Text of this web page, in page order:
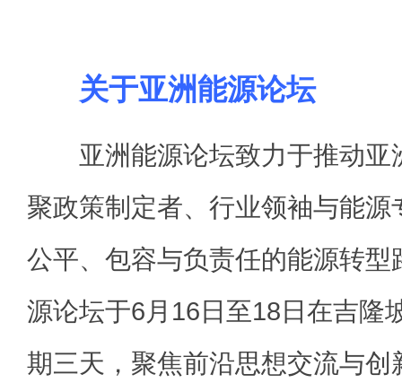
关于亚洲能源论坛
亚洲能源论坛致力于推动亚
聚政策制定者、行业领袖与能
公平、包容与负责任的能源转型
源论坛于6月16日至18日在吉隆
期三天，聚焦前沿思想交流与创